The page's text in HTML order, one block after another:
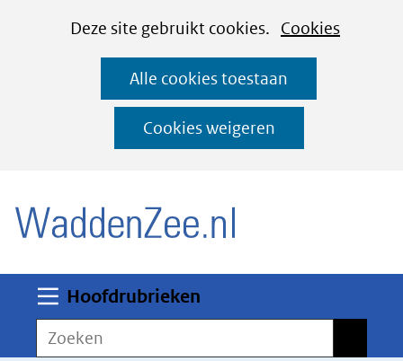
CookiesDeze site gebruikt cookies. Cookies
deze
worden
toegestaan
Alle cookies toestaan
Cookies weigeren
Ga
naar
de
inhoud
Hoofdrubrieken
Zoeken